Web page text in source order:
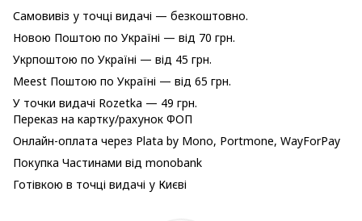
Самовивіз у точці видачі — безкоштовно.
Новою Поштою по Україні — від 70 грн.
Укрпоштою по Україні — від 45 грн.
Meest Поштою по Україні — від 65 грн.
У точки видачі Rozetka — 49 грн.
Переказ на картку/рахунок ФОП
Онлайн-оплата через Plata by Mono, Portmone, WayForPay
Покупка Частинами від monobank
Готівкою в точці видачі у Києві